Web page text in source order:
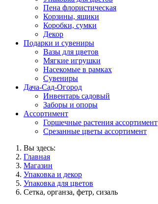
Пена флористическая
Корзины, ящики
Коробки, сумки
Декор
Подарки и сувениры
Вазы для цветов
Мягкие игрушки
Насекомые в рамках
Сувениры
Дача-Сад-Огород
Инвентарь садовый
Заборы и опоры
Ассортимент
Горшечные растения ассортимент
Срезанные цветы ассортимент
Вы здесь:
Главная
Магазин
Упаковка и декор
Упаковка для цветов
Сетка, органза, фетр, сизаль